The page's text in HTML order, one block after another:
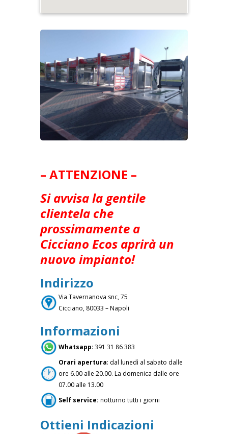
– ATTENZIONE –
Si avvisa la gentile
clientela che
prossimamente a
Cicciano Ecos aprirà un
nuovo impianto!
Indirizzo
Via Tavernanova snc, 75
Cicciano, 80033 – Napoli
Informazioni
Whatsapp: 391 31 86 383
Orari apertura: dal lunedì al sabato dalle
ore 6.00 alle 20.00. La domenica dalle ore
07.00 alle 13.00
Self service: notturno tutti i giorni
Ottieni Indicazioni